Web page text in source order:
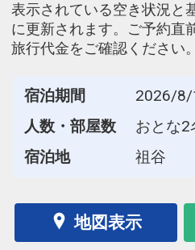
表示されている空き状況と
に更新されます。ご予約直
旅行代金をご確認ください。
宿泊期間
2026/
人数・部屋数
おとな2
宿泊地
祖谷
地図表示